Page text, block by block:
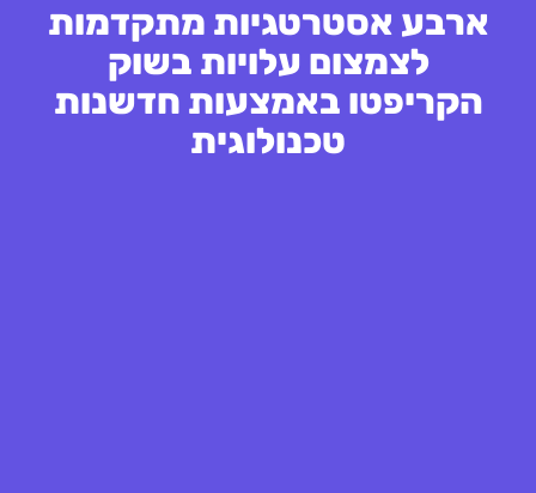
ארבע אסטרטגיות מתקדמות
לצמצום עלויות בשוק
הקריפטו באמצעות חדשנות
טכנולוגית